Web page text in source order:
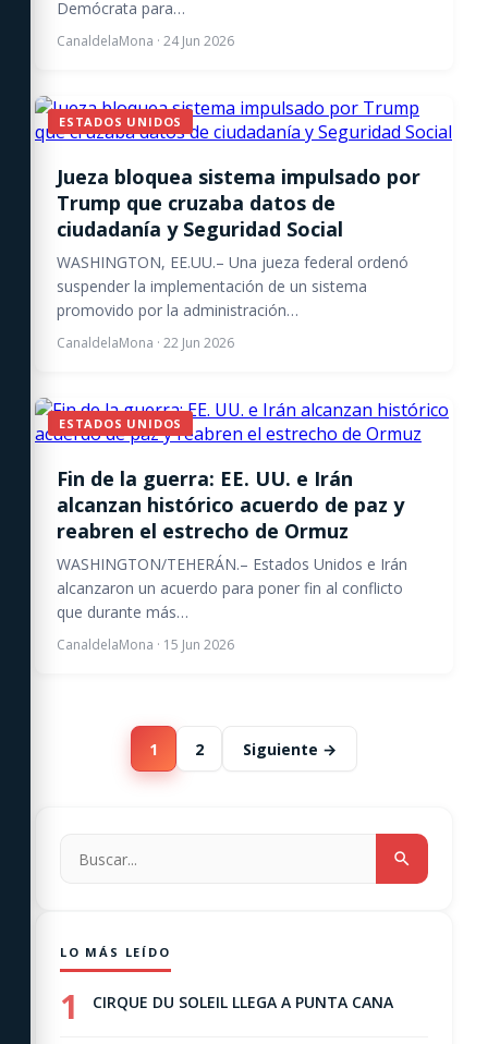
Demócrata para…
CanaldelaMona · 24 Jun 2026
ESTADOS UNIDOS
Jueza bloquea sistema impulsado por
Trump que cruzaba datos de
ciudadanía y Seguridad Social
WASHINGTON, EE.UU.– Una jueza federal ordenó
suspender la implementación de un sistema
promovido por la administración…
CanaldelaMona · 22 Jun 2026
ESTADOS UNIDOS
Fin de la guerra: EE. UU. e Irán
alcanzan histórico acuerdo de paz y
reabren el estrecho de Ormuz
WASHINGTON/TEHERÁN.– Estados Unidos e Irán
alcanzaron un acuerdo para poner fin al conflicto
que durante más…
CanaldelaMona · 15 Jun 2026
1 2 Siguiente →
LO MÁS LEÍDO
1 CIRQUE DU SOLEIL LLEGA A PUNTA CANA